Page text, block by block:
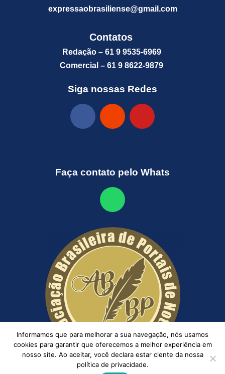
expressaobrasiliense@gmail.com
Contatos
Redação – 61 9 9535-6969
Comercial – 61 9 8622-9879
Siga nossas Redes
Faça contato pelo Whats
Informamos que para melhorar a sua navegação, nós usamos
cookies para garantir que oferecemos a melhor experiência em
nosso site. Ao aceitar, você declara estar ciente da nossa
política de privacidade.